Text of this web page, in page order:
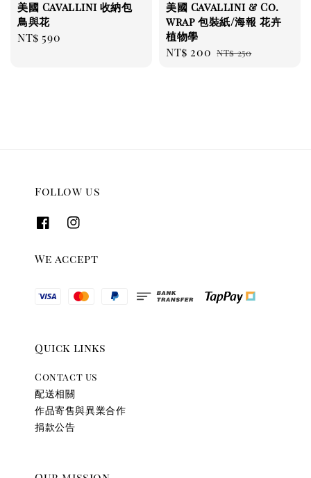
美國 Cavallini 收納包
鳥與花
Regular
NT$ 590
美國 Cavallini & Co.
wrap 包裝紙/海報 花卉
植物學
Sale
NT$ 200 Regular
NT$ 250
Follow us
We accept
Quick links
Contact us
配送相關
作品寄售與異業合作
捐款公告